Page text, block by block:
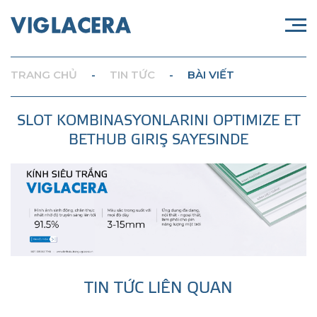
TRANG CHỦ - TIN TỨC - BÀI VIẾT
SLOT KOMBINASYONLARINI OPTIMIZE ET
BETHUB GIRIŞ SAYESINDE
TIN TỨC LIÊN QUAN